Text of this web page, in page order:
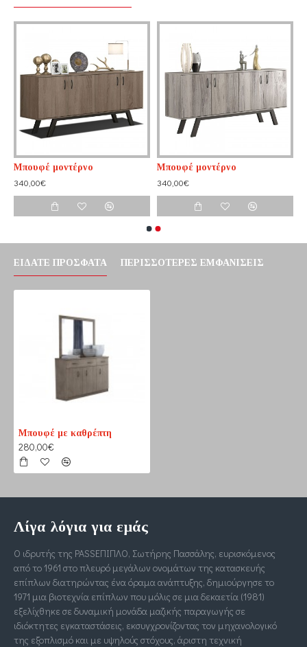
Μπουφέ μοντέρνο
340,00€
Μπουφέ μοντέρνο
340,00€
ΕΊΔΑΤΕ ΠΡΌΣΦΑΤΑ ΠΕΡΙΣΣΌΤΕΡΕΣ ΕΜΦΑΝΊΣΕΙΣ
Μπουφέ με καθρέπτη
280,00€
Λίγα λόγια για εμάς
Ο ιδρυτής της PASSΕΠΙΠΛΟ, Σωτήρης Πασσάλης, ευρισκόμενος
από το 1961 στο πλευρό μεγάλων ονομάτων της κατασκευής
επίπλων διατηρώντας ένα όραμα ανάπτυξης, δημιούργησε το
1971 μια βιοτεχνία επίπλων που μόλις σε μια δεκαετία (1981)
εξελίχθηκε σε δυναμική μονάδα μαζικής παραγωγής σε
ιδιόκτητες εγκαταστάσεις, εκσυγχρονίζοντας τον μηχανολογικό
της εξοπλισμό και με υψηλούς στόχους, άριστη τεχνική